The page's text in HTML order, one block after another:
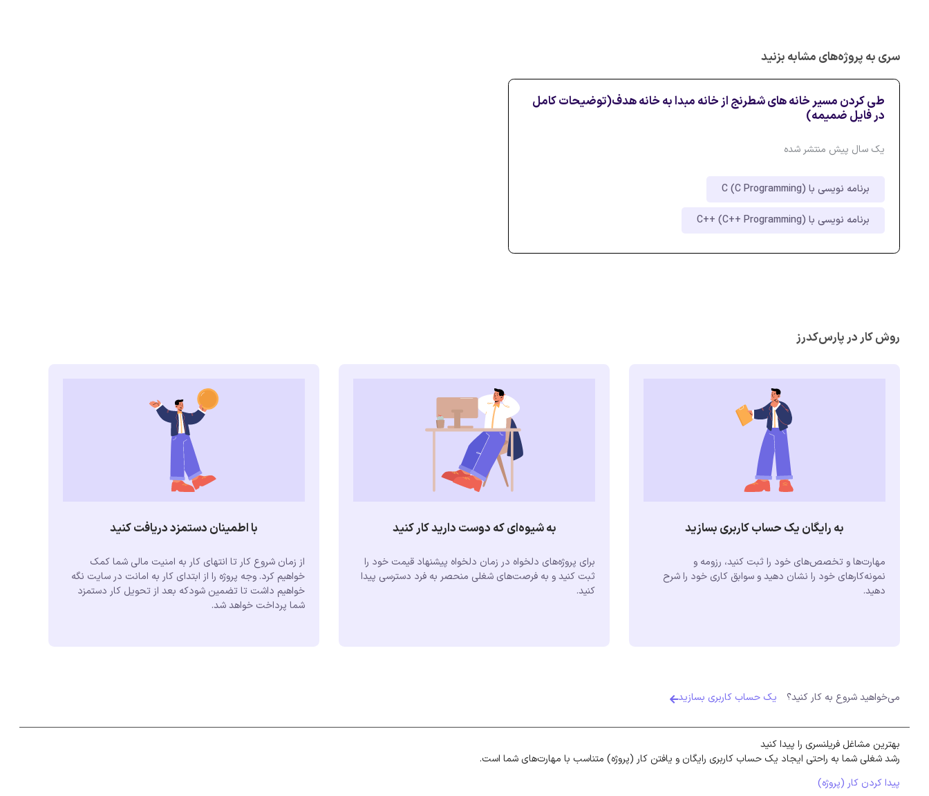
سری به پروژه‌های مشابه بزنید
طی کردن مسیر خانه های شطرنج از خانه مبدا به خانه هدف(توضیحات کامل
در فایل ضمیمه)
یک سال پیش منتشر شده
برنامه نویسی با C (C Programming)
برنامه نویسی با C++ (C++ Programming)
روش کار در پارس‌کدرز
به رایگان یک حساب کاربری بسازید
مهارت‌ها و تخصص‌های خود را ثبت کنید، رزومه و
نمونه‌کارهای خود را نشان دهید و سوابق کاری خود را شرح
دهید.
به شیوه‌ای که دوست دارید کار کنید
برای پروژه‌های دلخواه در زمان دلخواه پیشنهاد قیمت خود را
ثبت کنید و به فرصت‌های شغلی منحصر به فرد دسترسی پیدا
کنید.
با اطمینان دستمزد دریافت کنید
از زمان شروع کار تا انتهای کار به امنیت مالی شما کمک
خواهیم کرد. وجه پروژه را از ابتدای کار به امانت در سایت نگه
خواهیم داشت تا تضمین شودکه بعد از تحویل کار دستمزد
شما پرداخت خواهد شد.
می‌خواهید شروع به کار کنید؟ یک حساب کاربری بسازید
بهترین مشاغل فریلنسری را پیدا کنید
رشد شغلی شما به راحتی ایجاد یک حساب کاربری رایگان و یافتن کار (پروژه) متناسب با مهارت‌های شما است.
پیدا کردن کار (پروژه)